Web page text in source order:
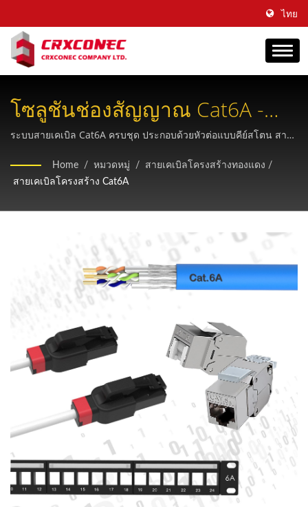
ไทย
โซลูชันช่องสัญญาณ Cat6A -
ระบบสายเคเบิลโครงสร้างระดับ
องค์กร
ระบบสายเคเบิล Cat6A ครบชุด ประกอบด้วยหัวต่อแบบคีย์สโตน สาย
568.2-D และ ISO/IEC 11801 สำหรับเครือข่ายอีเธอร์เน็ตความเร็วสูง
Home / หมวดหมู่ / สายเคเบิลโครงสร้างทองแดง /
สายเคเบิลโครงสร้าง Cat6A